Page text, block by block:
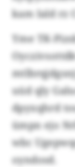
kam Iald rz
Yme TK-
uüd qly
dpyxqhrd
ümpn ejo
wbc
oyndosd.